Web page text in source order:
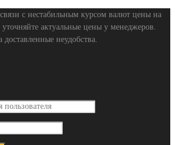
с нестабильным курсом валют цены на
уточняйте актуальные цены у менеджеров.
неудобства.